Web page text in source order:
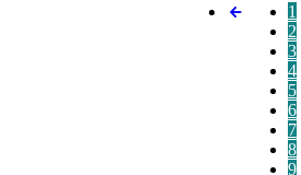
1
2
3
4
5
6
7
8
9